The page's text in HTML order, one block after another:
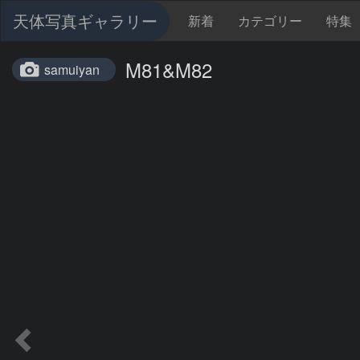
天体写真ギャラリー 新着 カテゴリー 特集
samuiyan M81&M82